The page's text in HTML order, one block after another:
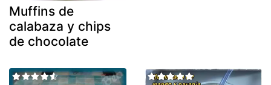
Muffins de
calabaza y chips
de chocolate